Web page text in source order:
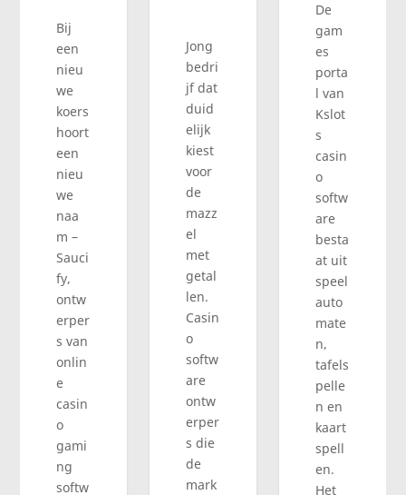
Bij
een
nieu
we
koers
hoort
een
nieu
we
naa
m –
Sauci
fy,
ontw
erper
s van
onlin
e
casin
o
gami
ng
softw
Jong
bedri
jf dat
duid
elijk
kiest
voor
de
mazz
el
met
getal
len.
Casin
o
softw
are
ontw
erper
s die
de
mark
De
gam
es
porta
l van
Kslot
s
casin
o
softw
are
besta
at uit
speel
auto
mate
n,
tafels
pelle
n en
kaart
spell
en.
Het